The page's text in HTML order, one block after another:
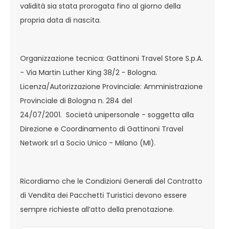
validità sia stata prorogata fino al giorno della
propria data di nascita.
Organizzazione tecnica: Gattinoni Travel Store S.p.A.
- Via Martin Luther King 38/2 - Bologna.
Licenza/Autorizzazione Provinciale: Amministrazione
Provinciale di Bologna n. 284 del
24/07/2001. Società unipersonale - soggetta alla
Direzione e Coordinamento di Gattinoni Travel
Network srl a Socio Unico - Milano (MI).
Ricordiamo che le Condizioni Generali del Contratto
di Vendita dei Pacchetti Turistici devono essere
sempre richieste all’atto della prenotazione.